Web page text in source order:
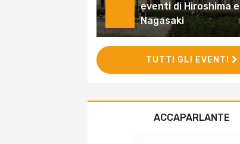
eventi di Hiroshima e
Nagasaki
TUTTI GLI EVENTI
ACCAPARLANTE